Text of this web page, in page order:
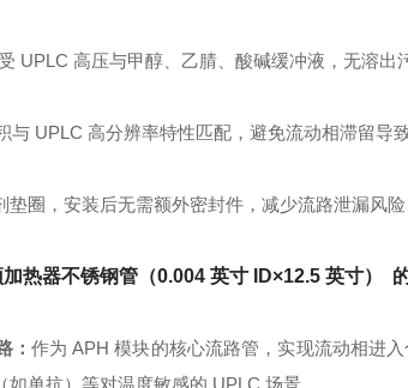
UPLC 高压与甲醇、乙腈、酸碱缓冲液，无溶出
与 UPLC 高分辨率特性匹配，避免流动相滞留导
垫圈，安装后无需额外密封件，减少流路泄漏风
加热器不锈钢管（0.004 英寸 ID×12.5 英寸）
： 作为 APH 模块的核心流路管，实现流动相进
如单抗）等对温度敏感的 UPLC 场景